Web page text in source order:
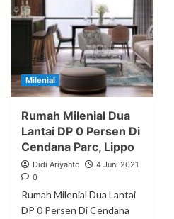
Milenial
Rumah Milenial Dua
Lantai DP 0 Persen Di
Cendana Parc, Lippo
Didi Ariyanto
4 Juni 2021
0
Rumah Milenial Dua Lantai
DP 0 Persen Di Cendana